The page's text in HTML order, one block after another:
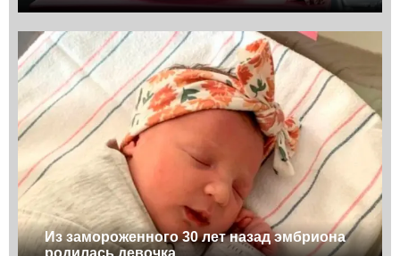
Из замороженного 30 лет назад эмбриона
родилась девочка